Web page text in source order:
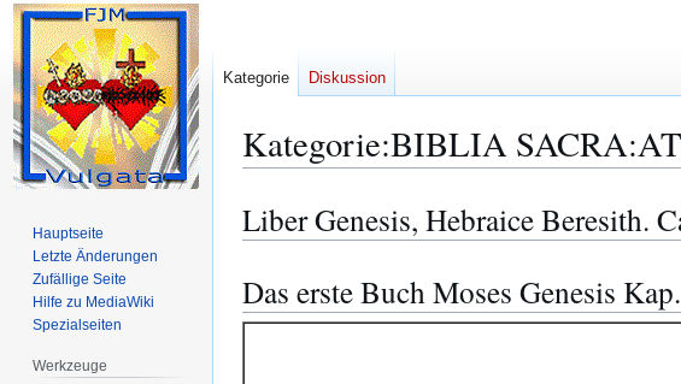
Kategorie:BIBLIA
Zur
Navigation
Zur
Suche
Liber Genesis, Hebraice Beresith.
Das erste Buch Moses Genesis
Kategorie Diskussion
Hauptseite
Letzte Änderungen
Zufällige Seite
Hilfe zu MediaWiki
Spezialseiten
Werkzeuge